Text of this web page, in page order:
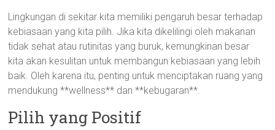
Lingkungan di sekitar kita memiliki pengaruh besar terhadap
kebiasaan yang kita pilih. Jika kita dikelilingi oleh makanan
tidak sehat atau rutinitas yang buruk, kemungkinan besar
kita akan kesulitan untuk membangun kebiasaan yang lebih
baik. Oleh karena itu, penting untuk menciptakan ruang yang
mendukung **wellness** dan **kebugaran**.
Pilih yang Positif